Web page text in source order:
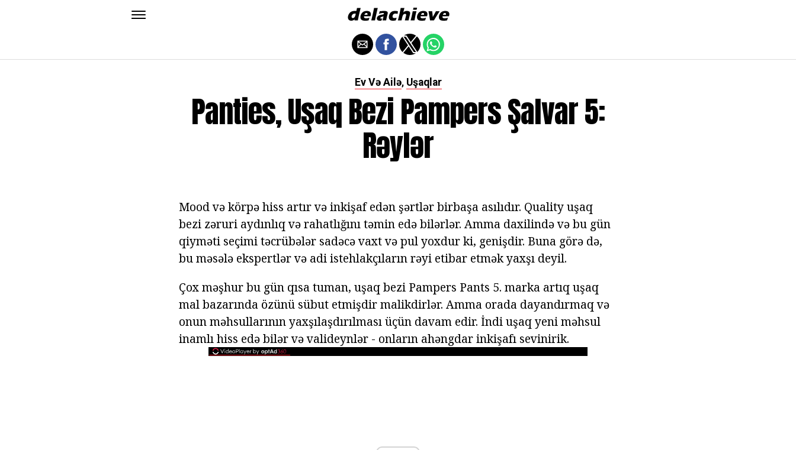
Ev Və Ailə, Uşaqlar
Panties, Uşaq Bezi Pampers Şalvar 5:
Rəylər
Mood və körpə hiss artır və inkişaf edən şərtlər birbaşa asılıdır. Quality uşaq
bezi zəruri aydınlıq və rahatlığını təmin edə bilərlər. Amma daxilində və bu gün
qiyməti seçimi təcrübələr sadəcə vaxt və pul yoxdur ki, genişdir. Buna görə də,
bu məsələ ekspertlər və adi istehlakçıların rəyi etibar etmək yaxşı deyil.
Çox məşhur bu gün qısa tuman, uşaq bezi Pampers Pants 5. marka artıq uşaq
mal bazarında özünü sübut etmişdir malikdirlər. Amma orada dayandırmaq və
onun məhsullarının yaxşılaşdırılması üçün davam edir. İndi uşaq yeni məhsul
inamlı hiss edə bilər və valideynlər - onların ahəngdar inkişafı sevinirik.